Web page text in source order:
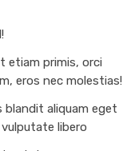
etiam primis, orci
eros nec molestias!
blandit aliquam eget
libero